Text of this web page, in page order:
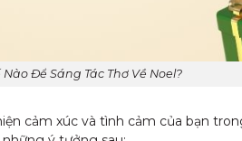
Nào Để Sáng Tác Thơ Về Noel?
cảm xúc và tình cảm của bạn